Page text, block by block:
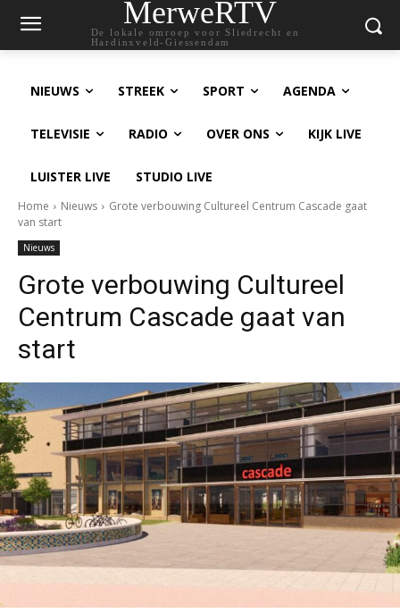
MerweRTV
De lokale omroep voor Sliedrecht en
Hardinxveld-Giessendam
NIEUWS STREEK SPORT AGENDA
TELEVISIE RADIO OVER ONS KIJK LIVE
LUISTER LIVE STUDIO LIVE
Home Nieuws
Grote verbouwing Cultureel Centrum Cascade gaat
van start
Nieuws
Grote verbouwing Cultureel
Centrum Cascade gaat van
start